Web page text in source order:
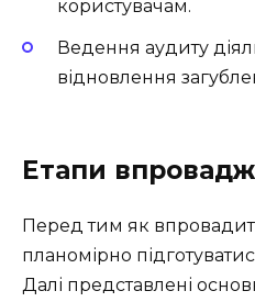
користувачам.
Ведення аудиту
відновлення
Етапи
Перед тим як
планомірно
Далі представлені